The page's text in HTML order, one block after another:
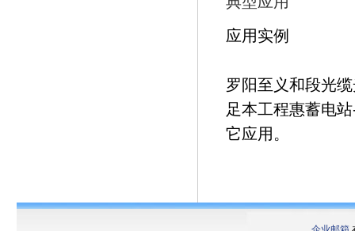
应用实例
罗阳至义和段光
足本工程惠蓄电
它应用。